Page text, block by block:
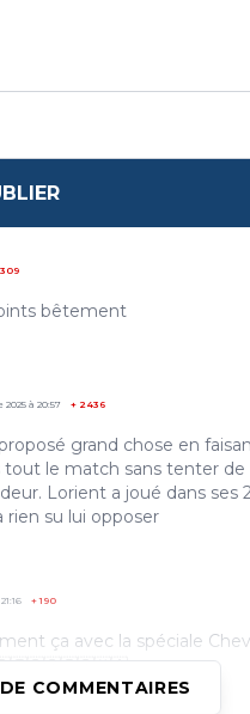
309
bêtement
à 20:57 + 2436
grand chose en
tout le match sans tenter
Lorient a joué dans ses
rien su lui opposer
+190
ça avec la spéciale
COMMENTAIRES